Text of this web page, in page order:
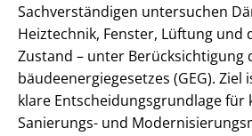
Sach­ver­stän­di­gen untersuchen
Heiztechnik, Fenster, Lüftung und
Zustand – unter Be­rück­sich­ti­gung
bäu­de­en­er­gie­ge­set­zes (GEG). Ziel
klare Ent­schei­dungs­grund­la­ge für
Sanierungs- und